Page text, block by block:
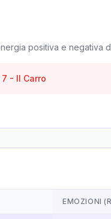
positiva e negativa
7 - Il Carro
EMOZIONI